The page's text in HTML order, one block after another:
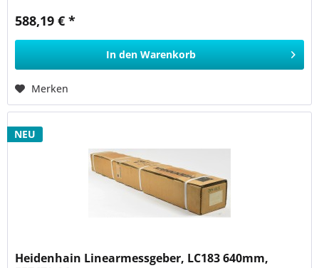
588,19 € *
In den Warenkorb
Merken
NEU
Heidenhain Linearmessgeber, LC183 640mm,